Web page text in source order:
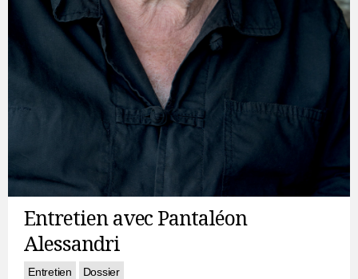
Entretien avec Pantaléon
Alessandri
Entretien Dossier